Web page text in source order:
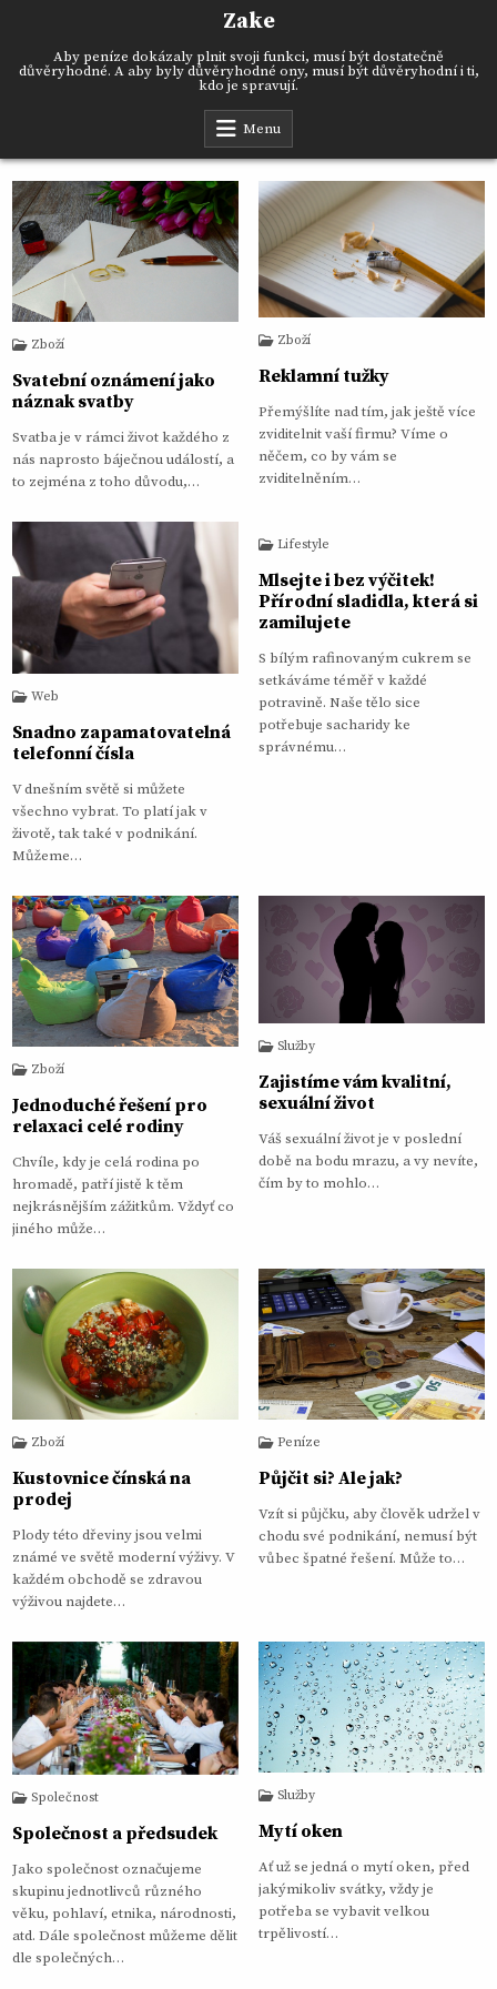
Zake
Aby peníze dokázaly plnit svoji funkci, musí být dostatečně
důvěryhodné. A aby byly důvěryhodné ony, musí být důvěryhodní i ti,
kdo je spravují.
Menu
Zboží
Svatební oznámení jako
náznak svatby
Svatba je v rámci život každého z
nás naprosto báječnou událostí, a
to zejména z toho důvodu,…
Zboží
Reklamní tužky
Přemýšlíte nad tím, jak ještě více
zviditelnit vaší firmu? Víme o
něčem, co by vám se
zviditelněním…
Web
Snadno zapamatovatelná
telefonní čísla
V dnešním světě si můžete
všechno vybrat. To platí jak v
životě, tak také v podnikání.
Můžeme…
Lifestyle
Mlsejte i bez výčitek!
Přírodní sladidla, která si
zamilujete
S bílým rafinovaným cukrem se
setkáváme téměř v každé
potravině. Naše tělo sice
potřebuje sacharidy ke
správnému…
Zboží
Jednoduché řešení pro
relaxaci celé rodiny
Chvíle, kdy je celá rodina po
hromadě, patří jistě k těm
nejkrásnějším zážitkům. Vždyť co
jiného může…
Služby
Zajistíme vám kvalitní,
sexuální život
Váš sexuální život je v poslední
době na bodu mrazu, a vy nevíte,
čím by to mohlo…
Zboží
Kustovnice čínská na
prodej
Plody této dřeviny jsou velmi
známé ve světě moderní výživy. V
každém obchodě se zdravou
výživou najdete…
Peníze
Půjčit si? Ale jak?
Vzít si půjčku, aby člověk udržel v
chodu své podnikání, nemusí být
vůbec špatné řešení. Může to…
Společnost
Společnost a předsudek
Jako společnost označujeme
skupinu jednotlivců různého
věku, pohlaví, etnika, národnosti,
atd. Dále společnost můžeme dělit
dle společných…
Služby
Mytí oken
Ať už se jedná o mytí oken, před
jakýmikoliv svátky, vždy je
potřeba se vybavit velkou
trpělivostí…